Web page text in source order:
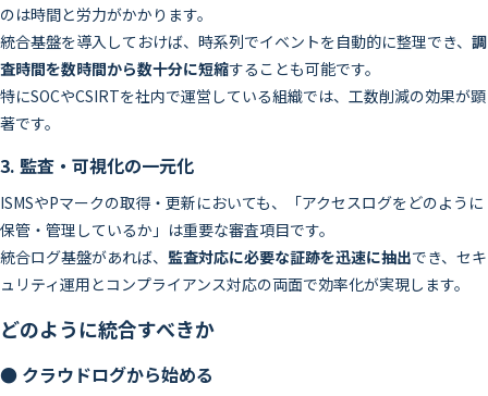
のは時間と労力がかかります。
統合基盤を導入しておけば、時系列でイベントを自動的に整理でき、 調
査時間を数時間から数十分に短縮することも可能です。
特にSOCやCSIRTを社内で運営している組織では、工数削減の効果が顕
著です。
3. 監査・可視化の一元化
ISMSやPマークの取得・更新においても、「アクセスログをどのように
保管・管理しているか」は重要な審査項目です。
統合ログ基盤があれば、 監査対応に必要な証跡を迅速に抽出でき、セキ
ュリティ運用とコンプライアンス対応の両面で効率化が実現します。
どのように統合すべきか
● クラウドログから始める